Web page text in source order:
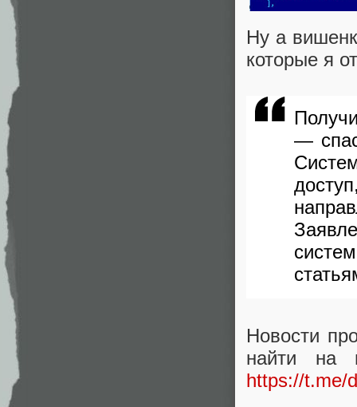
Ну а
которые я
—
Новости
найти на
https://t.me/